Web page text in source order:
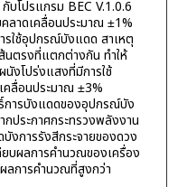
โปรแกรม BEC V.1.0.6
ลาดเคลื่อนประมาณ ±1%
รใช้อุปกรณ์บังแดด สาเหตุ
นตรงที่แตกต่างกัน ทำให้
งโปร่งแสงที่มีการใช้
ลื่อนประมาณ ±3%
การบังแดดของอุปกรณ์บัง
ประกาศกระทรวงพลังงาน
งการรังสีกระจายของดวง
บผลการคำนวณของเครื่อง
ลการคำนวณที่สูงกว่า